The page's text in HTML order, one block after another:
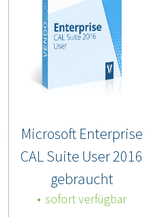
Microsoft Enterprise
CAL Suite User 2016
gebraucht
sofort verfügbar